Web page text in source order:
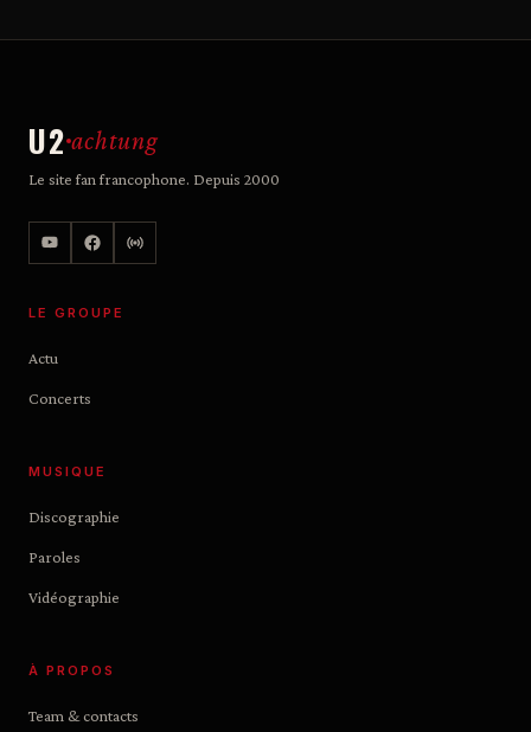
U2 achtung
Le site fan francophone. Depuis 2000
LE GROUPE
Actu
Concerts
MUSIQUE
Discographie
Paroles
Vidéographie
À PROPOS
Team & contacts